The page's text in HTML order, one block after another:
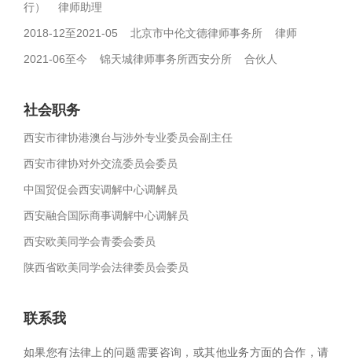
行） 律师助理
2018-12至2021-05 北京市中伦文德律师事务所 律师
2021-06至今 锦天城律师事务所西安分所 合伙人
社会职务
西安市律协港澳台与涉外专业委员会副主任
西安市律协对外交流委员会委员
中国贸促会西安调解中心调解员
西安融合国际商事调解中心调解员
西安欧美同学会青委会委员
陕西省欧美同学会法律委员会委员
联系我
如果您有法律上的问题需要咨询，或其他业务方面的合作，请